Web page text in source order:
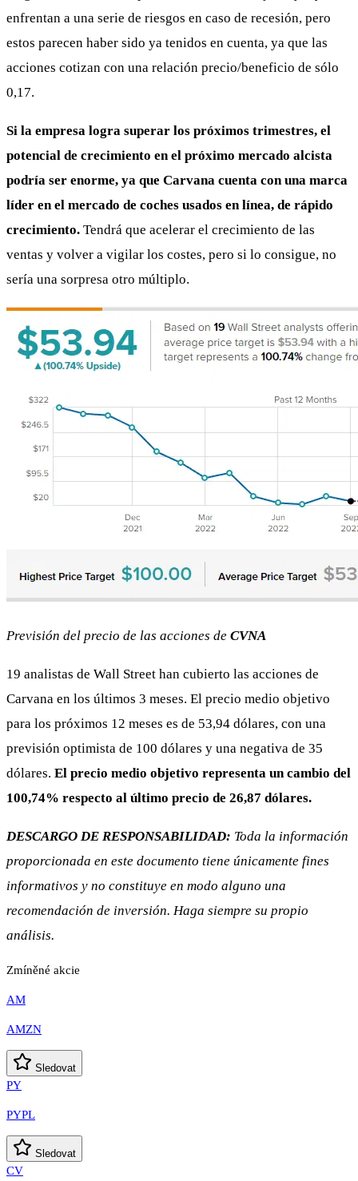
enfrentan a una serie de riesgos en caso de recesión, pero
estos parecen haber sido ya tenidos en cuenta, ya que las
acciones cotizan con una relación precio/beneficio de sólo
0,17.
Si la empresa logra superar los próximos trimestres, el
potencial de crecimiento en el próximo mercado alcista
podría ser enorme, ya que Carvana cuenta con una marca
líder en el mercado de coches usados en línea, de rápido
crecimiento. Tendrá que acelerar el crecimiento de las
ventas y volver a vigilar los costes, pero si lo consigue, no
sería una sorpresa otro múltiplo.
Previsión del precio de las acciones de CVNA
19 analistas de Wall Street han cubierto las acciones de
Carvana en los últimos 3 meses. El precio medio objetivo
para los próximos 12 meses es de 53,94 dólares, con una
previsión optimista de 100 dólares y una negativa de 35
dólares. El precio medio objetivo representa un cambio del
100,74% respecto al último precio de 26,87 dólares.
DESCARGO DE RESPONSABILIDAD: Toda la información
proporcionada en este documento tiene únicamente fines
informativos y no constituye en modo alguno una
recomendación de inversión. Haga siempre su propio
análisis.
Zmíněné akcie
AM
AMZN
Sledovat
PY
PYPL
Sledovat
CV